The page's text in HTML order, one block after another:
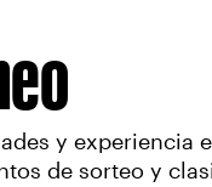
y experiencia
de sorteo y